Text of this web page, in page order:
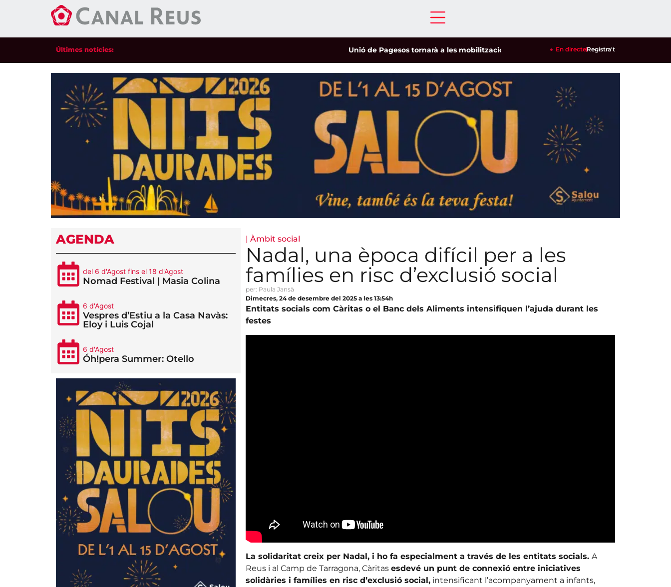
Últimes notícies: Unió de Pagesos tornarà a les mobilitzacions per defensar els cultius de la garrofa i l'ametlla
En directeRegistra't
AGENDA
del 6 d'Agost fins el 18 d'Agost
Nomad Festival | Masia Colina
6 d'Agost
Vespres d’Estiu a la Casa Navàs:
Eloy i Luis Cojal
6 d'Agost
Óh!pera Summer: Otello
| Àmbit social
Nadal, una època difícil per a les
famílies en risc d’exclusió social
per: Paula Jansà
Dimecres, 24 de desembre del 2025 a les 13:54h
Entitats socials com Càritas o el Banc dels Aliments intensifiquen l’ajuda durant les
festes
La solidaritat creix per Nadal, i ho fa especialment a través de les entitats socials. A
Reus i al Camp de Tarragona, Càritas esdevé un punt de connexió entre iniciatives
solidàries i famílies en risc d’exclusió social,intensificant l’acompanyament a infants,